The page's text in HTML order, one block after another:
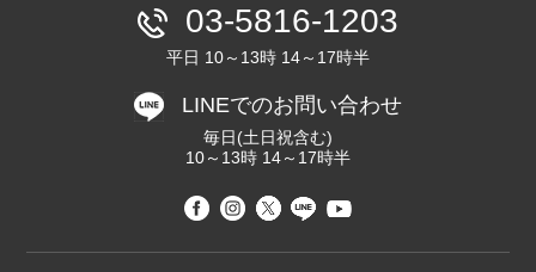
03-5816-1203
平日 10～13時 14～17時半
LINEでのお問い合わせ
毎日(土日祝含む)
10～13時 14～17時半